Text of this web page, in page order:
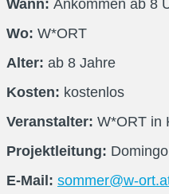
Wann: Ankommen ab 8
Wo: W*ORT
Alter: ab 8Jahre
Kosten: kostenlos
Veranstalter: W*ORT in
Projektleitung:
E-Mail: sommer@w-